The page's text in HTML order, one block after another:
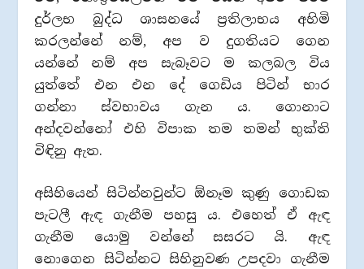
දුර්ලභ බුද්ධ ශාසනයේ ප්‍රතිලාභය අහිමි
කරලන්නේ නම්, අප ව දුගතියට ගෙන
යන්නේ නම් අප සැබෑවට ම කලබල විය
යුත්තේ එන එන දේ ගෙඩිය පිටින් භාර
ගන්නා ස්වභාවය ගැන ය. ගොනාට
අන්දවන්නෝ එහි විපාක තම තමන් භුක්ති
විඳිනු ඇත.
අසිහියෙන් සිටින්නවුන්ට ඕනෑම කුණු ගොඩක
පැටලී ඇඳ ගැනීම පහසු ය. එහෙත් ඒ ඇඳ
ගැනීම යොමු වන්නේ සසරට යි. ඇඳ
නොගෙන සිටින්නට සිහිනුවණ උපදවා ගැනීම